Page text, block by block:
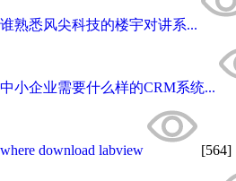
谁熟悉风尖科技的楼宇对讲系...
中小企业需要什么样的CRM系统...
where download labview [564]